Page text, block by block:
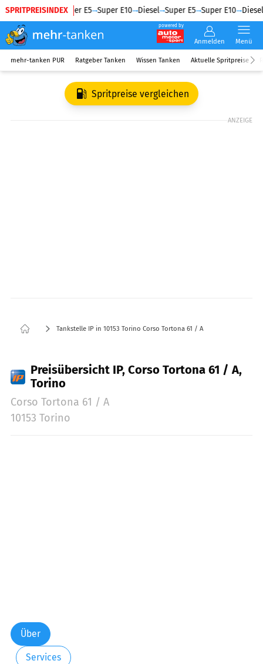
SPRITPREISINDEX
Diesel Super E5 Super E10 Diesel Super E5 Super E10 Diesel
powered by
Anmelden Menü
mehr-tanken PUR Ratgeber Tanken Wissen Tanken Aktuelle Spritpreise
Spritpreise vergleichen
ANZEIGE
Tankstelle IP in 10153 Torino Corso Tortona 61 / A
Preisübersicht IP, Corso Tortona 61 / A,
Torino
Corso Tortona 61 / A
10153 Torino
Über
Services